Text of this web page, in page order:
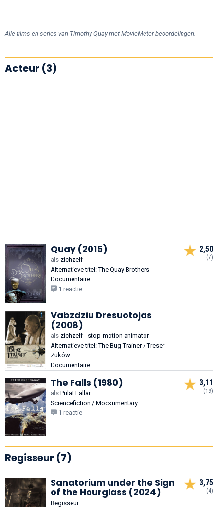
Alle films en series van Timothy Quay met MovieMeter-beoordelingen.
Acteur (3)
Quay (2015)
als zichzelf
Alternatieve titel: The Quay Brothers
Documentaire
1 reactie
2,50
(7)
Vabzdziu Dresuotojas
(2008)
als zichzelf - stop-motion animator
Alternatieve titel: The Bug Trainer / Treser
Zuków
Documentaire
The Falls (1980)
als Pulat Fallari
Sciencefiction / Mockumentary
1 reactie
3,11
(19)
Regisseur (7)
Sanatorium under the Sign
of the Hourglass (2024)
Regisseur
3,75
(4)